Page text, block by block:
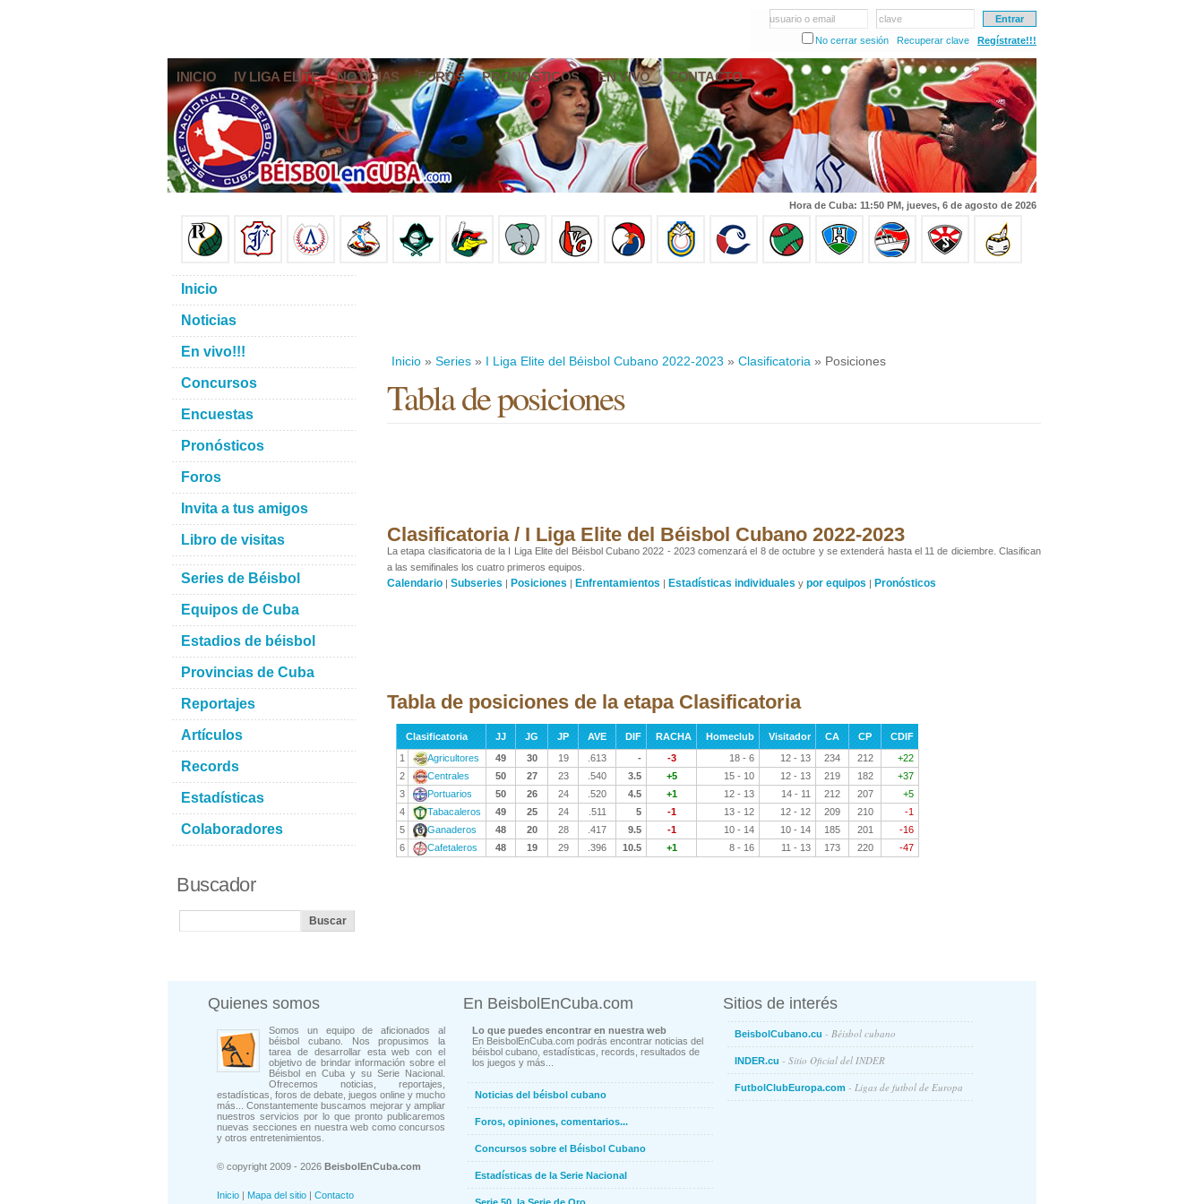
usuario o email
clave
No cerrar sesión
Recuperar clave Regístrate!!!
INICIO IV LIGA ELITE NOTICIAS FOROS PRONÓSTICOS EN VIVO CONTACTO
Hora de Cuba: 11:50 PM, jueves, 6 de agosto de 2026
Inicio » Series » I Liga Elite del Béisbol Cubano 2022-2023 » Clasificatoria » Posiciones
Tabla de posiciones
Clasificatoria / I Liga Elite del Béisbol Cubano 2022-2023
La etapa clasificatoria de la I Liga Elite del Béisbol Cubano 2022 - 2023 comenzará el 8 de octubre y se extenderá hasta el 11 de diciembre. Clasifican
a las semifinales los cuatro primeros equipos.
Calendario | Subseries | Posiciones | Enfrentamientos | Estadísticas individuales y por equipos | Pronósticos
Tabla de posiciones de la etapa Clasificatoria
Clasificatoria JJ JG JP AVE DIF RACHA Homeclub Visitador CA CP
CDIF
1
Agricultores 49 30 19 .613 - -3 18 - 6 12 - 13 234 212
+22
2
Centrales 50 27 23 .540 3.5 +5 15 - 10 12 - 13 219 182
+37
3
Portuarios 50 26 24 .520 4.5 +1 12 - 13 14 - 11 212 207
+5
4
Tabacaleros 49 25 24 .511 5 -1 13 - 12 12 - 12 209 210
-1
5
Ganaderos 48 20 28 .417 9.5 -1 10 - 14 10 - 14 185 201
-16
6
Cafetaleros 48 19 29 .396 10.5 +1 8 - 16 11 - 13 173 220 -47
Inicio
Noticias
En vivo!!!
Concursos
Encuestas
Pronósticos
Foros
Invita a tus amigos
Libro de visitas
Series de Béisbol
Equipos de Cuba
Estadios de béisbol
Provincias de Cuba
Reportajes
Artículos
Records
Estadísticas
Colaboradores
Buscador
Quienes somos
Somos un equipo de aficionados al
béisbol cubano. Nos propusimos la
tarea de desarrollar esta web con el
objetivo de brindar información sobre el
Béisbol en Cuba y su Serie Nacional.
Ofrecemos noticias, reportajes,
estadísticas, foros de debate, juegos online y mucho
más... Constantemente buscamos mejorar y ampliar
nuestros servicios por lo que pronto publicaremos
nuevas secciones en nuestra web como concursos
y otros entretenimientos.
© copyright 2009 - 2026 BeisbolEnCuba.com
Inicio | Mapa del sitio | Contacto
En BeisbolEnCuba.com
Lo que puedes encontrar en nuestra web
En BeisbolEnCuba.com podrás encontrar noticias del
béisbol cubano, estadísticas, records, resultados de
los juegos y más...
Noticias del béisbol cubano
Foros, opiniones, comentarios...
Concursos sobre el Béisbol Cubano
Estadísticas de la Serie Nacional
Sitios de interés
BeisbolCubano.cu - Béisbol cubano
INDER.cu - Sitio Oficial del INDER
FutbolClubEuropa.com - Ligas de futbol de Europa